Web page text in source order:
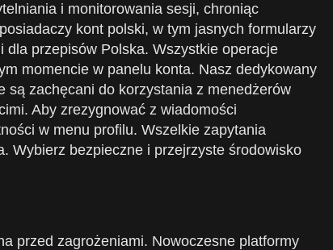
i monitorowania sesji, chroniąc
kont polski, w tym jasnych formularzy
przepisów Polska. Wszystkie operacje
momencie w panelu konta. Nasz dedykowany
są zachęcani do korzystania z menedżerów
Aby zrezygnować z wiadomości
w menu profilu. Wszelkie zapytania
Wybierz bezpieczne i przejrzyste środowisko
przed zagrożeniami. Nowoczesne platformy